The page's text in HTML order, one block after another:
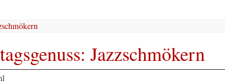
Jazzschmökern